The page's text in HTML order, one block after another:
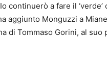
continuerò a fare il
aggiunto Monguzzi a
di Tommaso Gorini, al suo